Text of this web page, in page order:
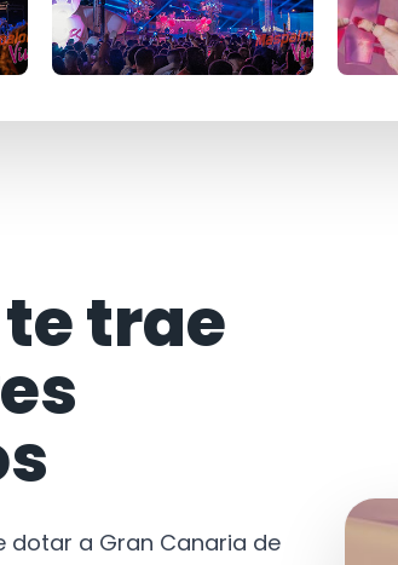
trae
dotar a Gran Canaria de